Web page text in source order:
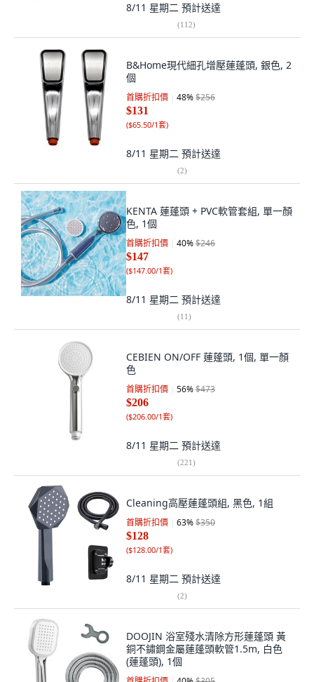
8/11 星期二 預計送達
(112)
B&Home現代細孔增壓蓮蓬頭, 銀色, 2
個
首購折扣價 48%$256
$131
($65.50/1套)
8/11 星期二 預計送達
(2)
KENTA 蓮蓬頭 + PVC軟管套組, 單一顏
色, 1個
首購折扣價 40%$246
$147
($147.00/1套)
8/11 星期二 預計送達
(11)
CEBIEN ON/OFF 蓮蓬頭, 1個, 單一顏
色
首購折扣價 56%$473
$206
($206.00/1套)
8/11 星期二 預計送達
(221)
Cleaning高壓蓮蓬頭組, 黑色, 1組
首購折扣價 63%$350
$128
($128.00/1套)
8/11 星期二 預計送達
(2)
DOOJIN 浴室殘水清除方形蓮蓬頭 黃
銅不鏽鋼金屬蓮蓬頭軟管1.5m, 白色
(蓮蓬頭), 1個